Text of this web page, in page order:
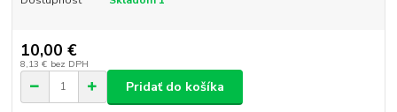
10,00 €
8,13 € bez DPH
Pridať do košíka